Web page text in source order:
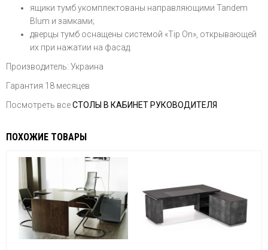
ящики тумб укомплектованы направляющими Tandem
Blum и замками;
дверцы тумб оснащены системой «Tip On», открывающей
их при нажатии на фасад.
Производитель: Украина
Гарантия 18 месяцев
Посмотреть всеСТОЛЫ В КАБИНЕТ РУКОВОДИТЕЛЯ
ПОХОЖИЕ ТОВАРЫ